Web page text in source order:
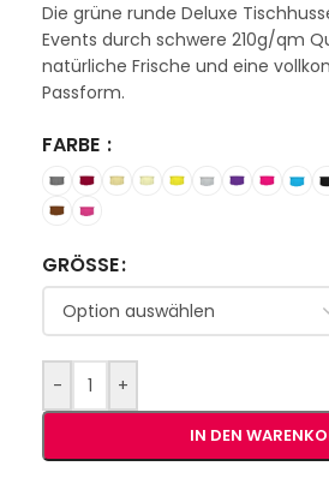
Die grüne runde Deluxe
Events durch schwere 210g/qm
natürliche Frische und eine
Passform.
FARBE
GRÖSSE
- +
IN DEN